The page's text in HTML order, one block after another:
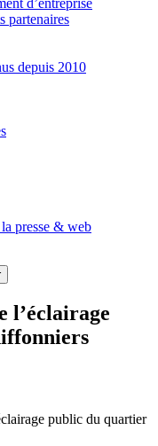
d’entreprise
partenaires
depuis 2010
presse & web
l’éclairage
public du quartier